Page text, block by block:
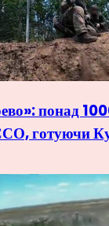
понад
готуючи